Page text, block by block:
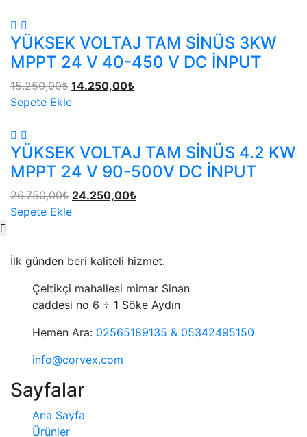
YÜKSEK VOLTAJ TAM SİNÜS 3KW
MPPT 24 V 40-450 V DC İNPUT
15.250,00₺ 14.250,00₺
Sepete Ekle
YÜKSEK VOLTAJ TAM SİNÜS 4.2 KW
MPPT 24 V 90-500V DC İNPUT
26.750,00₺ 24.250,00₺
Sepete Ekle
İlk günden beri kaliteli hizmet.
Çeltikçi mahallesi mimar Sinan
caddesi no 6 ÷ 1 Söke Aydın
Hemen Ara: 02565189135 & 05342495150
info@corvex.com
Sayfalar
Ana Sayfa
Ürünler